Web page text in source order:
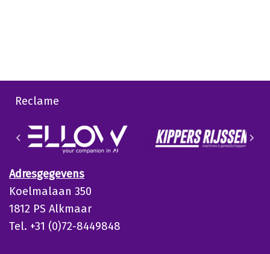
Reclame
Adresgegevens
Koelmalaan 350
1812 PS Alkmaar
Tel. +31 (0)72-8449848